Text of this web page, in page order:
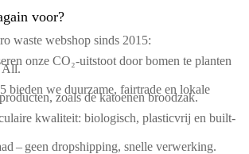
voor?
waste webshop sinds 2015:
onze CO₂-uitstoot door bomen te planten
All.
bieden we duurzame, fairtrade en lokale
zoals de katoenen broodzak.
kwaliteit: biologisch, plasticvrij en built-
– geen dropshipping, snelle verwerking.